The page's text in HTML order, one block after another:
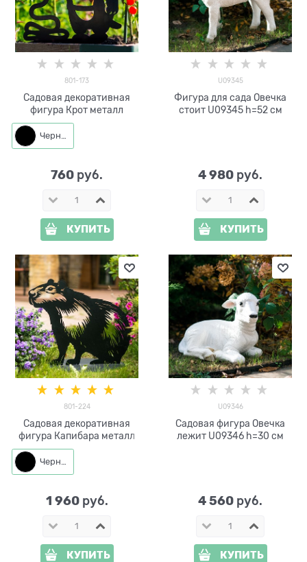
801-173
Садовая декоративная
фигура Крот металл
Черный
760 руб.
КУПИТЬ
U09345
Фигура для сада Овечка
стоит U09345 h=52 см
4 980 руб.
КУПИТЬ
801-224
Садовая декоративная
фигура Капибара металл
Черный
1 960 руб.
КУПИТЬ
U09346
Садовая фигура Овечка
лежит U09346 h=30 см
4 560 руб.
КУПИТЬ